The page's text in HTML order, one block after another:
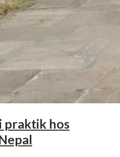
praktik hos